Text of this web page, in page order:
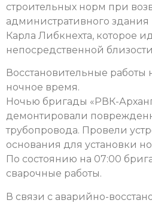
строительных норм при
административного здания
Карла Либкнехта, которое
непосредственной
Восстановительные
ночное время.
Ночью бригады «РВК-
демонтировали
трубопровода. Провели
основания для установки
По состоянию на 07:00
сварочные работы.
В связи с аварийно-